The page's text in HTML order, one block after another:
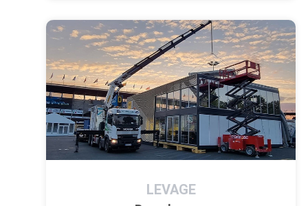
LEVAGE